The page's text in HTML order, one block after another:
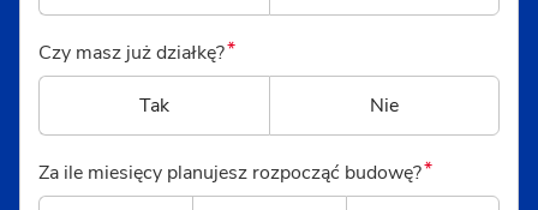
Czy masz już działkę?*
Tak Nie
Za ile miesięcy planujesz rozpocząć budowę?*